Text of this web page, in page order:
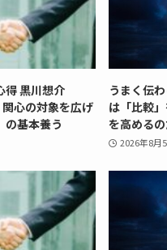
得 黒川想介
関心の対象を広げ
の基本養う
うまく伝
は「比較
を高める
2026年8月